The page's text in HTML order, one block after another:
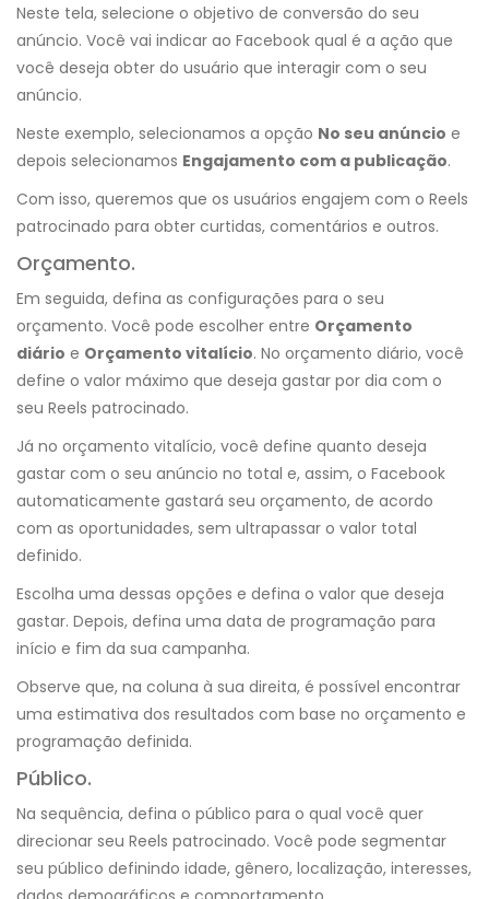
Neste tela, selecione o objetivo de conversão do seu
anúncio. Você vai indicar ao Facebook qual é a ação que
você deseja obter do usuário que interagir com o seu
anúncio.
Neste exemplo, selecionamos a opção No seu anúncio e
depois selecionamos Engajamento com a publicação.
Com isso, queremos que os usuários engajem com o Reels
patrocinado para obter curtidas, comentários e outros.
Orçamento.
Em seguida, defina as configurações para o seu
orçamento. Você pode escolher entre Orçamento
diário e Orçamento vitalício. No orçamento diário, você
define o valor máximo que deseja gastar por dia com o
seu Reels patrocinado.
Já no orçamento vitalício, você define quanto deseja
gastar com o seu anúncio no total e, assim, o Facebook
automaticamente gastará seu orçamento, de acordo
com as oportunidades, sem ultrapassar o valor total
definido.
Escolha uma dessas opções e defina o valor que deseja
gastar. Depois, defina uma data de programação para
início e fim da sua campanha.
Observe que, na coluna à sua direita, é possível encontrar
uma estimativa dos resultados com base no orçamento e
programação definida.
Público.
Na sequência, defina o público para o qual você quer
direcionar seu Reels patrocinado. Você pode segmentar
seu público definindo idade, gênero, localização, interesses,